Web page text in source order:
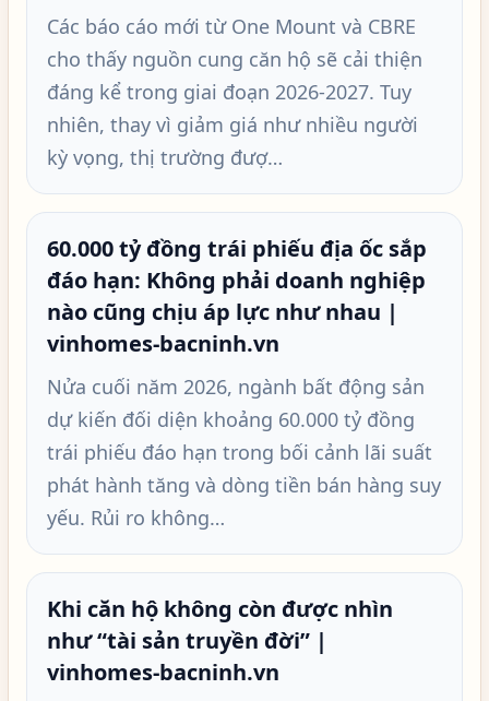
Các báo cáo mới từ One Mount và CBRE
cho thấy nguồn cung căn hộ sẽ cải thiện
đáng kể trong giai đoạn 2026-2027. Tuy
nhiên, thay vì giảm giá như nhiều người
kỳ vọng, thị trường đượ…
60.000 tỷ đồng trái phiếu địa ốc sắp
đáo hạn: Không phải doanh nghiệp
nào cũng chịu áp lực như nhau |
vinhomes-bacninh.vn
Nửa cuối năm 2026, ngành bất động sản
dự kiến đối diện khoảng 60.000 tỷ đồng
trái phiếu đáo hạn trong bối cảnh lãi suất
phát hành tăng và dòng tiền bán hàng suy
yếu. Rủi ro không…
Khi căn hộ không còn được nhìn
như “tài sản truyền đời” |
vinhomes-bacninh.vn